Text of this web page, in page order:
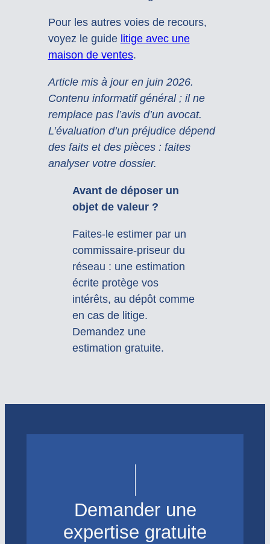
Pour les autres voies de recours,
voyez le guide litige avec une
maison de ventes.
Article mis à jour en juin 2026.
Contenu informatif général ; il ne
remplace pas l’avis d’un avocat.
L’évaluation d’un préjudice dépend
des faits et des pièces : faites
analyser votre dossier.
Avant de déposer un
objet de valeur ?
Faites-le estimer par un
commissaire-priseur du
réseau : une estimation
écrite protège vos
intérêts, au dépôt comme
en cas de litige.
Demandez une
estimation gratuite.
Demander une
expertise gratuite